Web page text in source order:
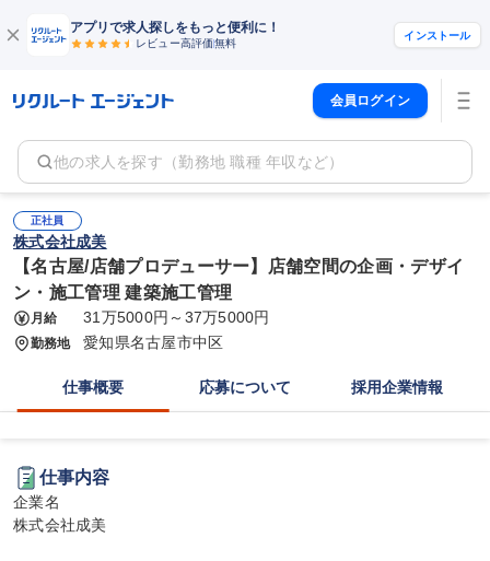
アプリで求人探しをもっと便利に！
レビュー高評価無料
インストール
会員ログイン
他の求人を探す（勤務地 職種 年収など）
正社員
株式会社成美
【名古屋/店舗プロデューサー】店舗空間の企画・デザイ
ン・施工管理 建築施工管理
月給 31万5000円～37万5000円
勤務地 愛知県名古屋市中区
仕事概要 応募について 採用企業情報
仕事内容
企業名
株式会社成美